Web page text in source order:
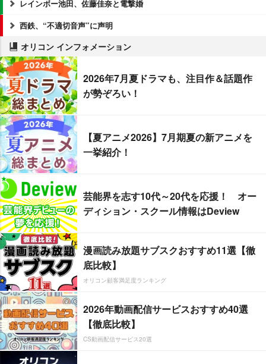
レインボー池田、佐藤佳奈と電撃婚
西鉄、“不適切音声”に声明
オリコン インフォメーション
2026年7月夏ドラマも、注目作＆話題作
が勢ぞろい！
【夏アニメ2026】7月期夏の新アニメを
一挙紹介！
芸能界を志す10代～20代を応援！ オー
ディション・スクール情報はDeview
漫画読み放題サブスクおすすめ11選【徹
底比較】
オリコン顧客満足度ランキング
2026年動画配信サービスおすすめ40選
【徹底比較】
CS動画配信サービス20選